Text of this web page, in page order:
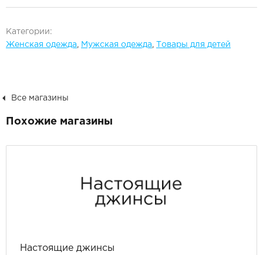
Категории:
Женская одежда
Мужская одежда Товары для детей
Все магазины
Похожие магазины
Настоящие джинсы